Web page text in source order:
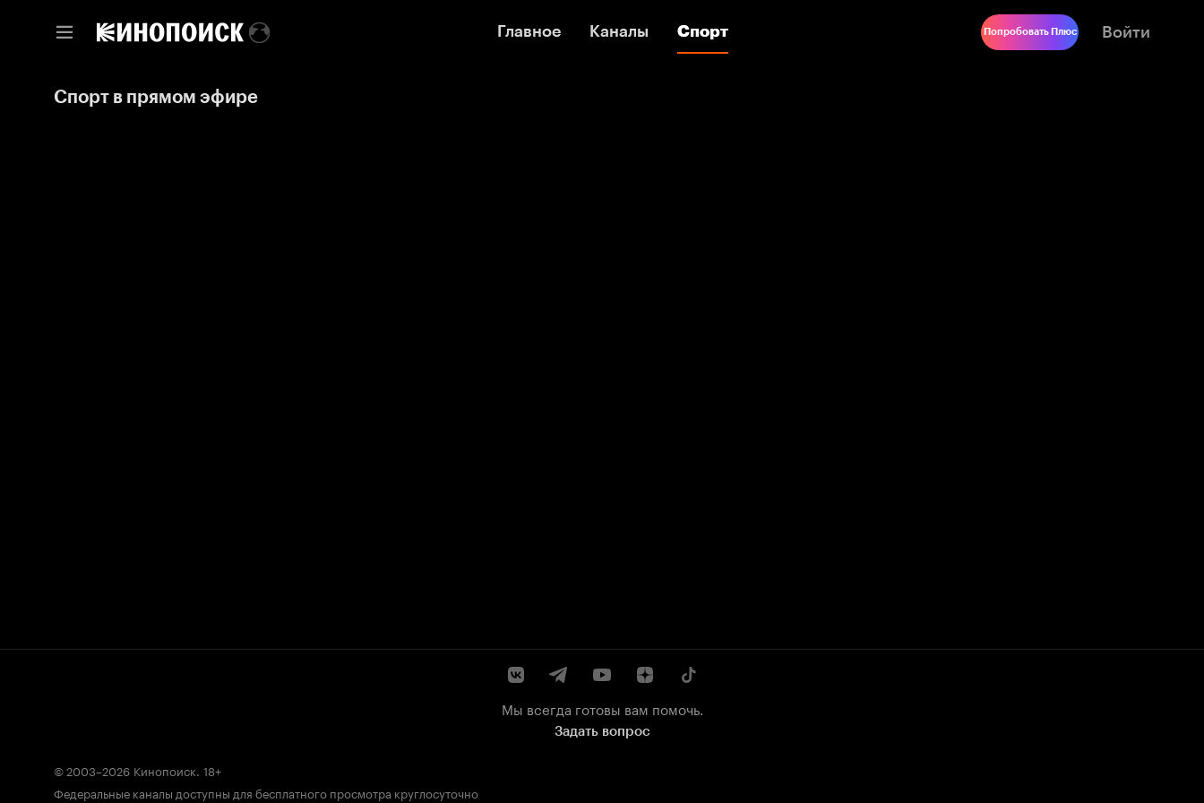
Главное Каналы Спорт
Главное Каналы Спорт Попробовать Плюс Войти
Спорт в прямом эфире
Мы всегда готовы вам помочь.
Задать вопрос
© 2003–2026 Кинопоиск. 18+
Федеральные каналы доступны для бесплатного просмотра круглосуточно